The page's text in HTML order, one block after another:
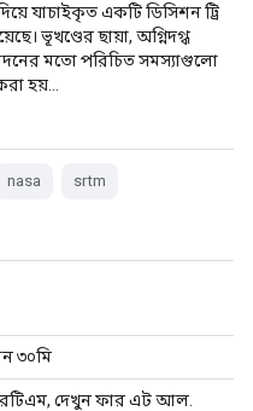
যাচাইকৃত একটি ডিসিশন ট্রি
ভূখণ্ডের ছায়া, অগ্নিদগ্ধ
মতো পরিচিত সমস্যাগুলো
হয়…
nasa srtm
৩০মি
দেখুন ফার এট আল.